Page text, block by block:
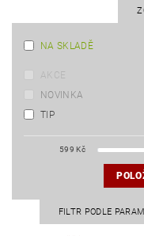
NA SKLADĚ
AKCE
NOVINKA
TIP
599 Kč
FILTR PODLE